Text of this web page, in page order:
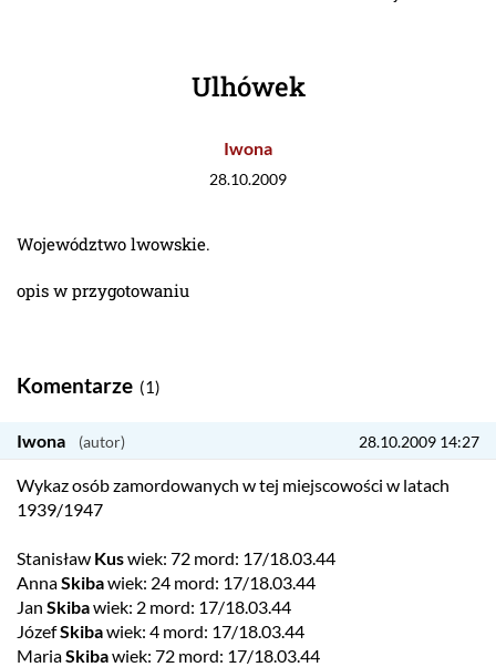
Ulhówek
Iwona
28.10.2009
Województwo lwowskie.
opis w przygotowaniu
Komentarze (1)
Iwona 28.10.2009 14:27
Wykaz osób zamordowanych w tej miejscowości w latach
1939/1947
Stanisław Kuswiek: 72 mord: 17/18.03.44
AnnaSkibawiek: 24 mord: 17/18.03.44
Jan Skibawiek: 2 mord: 17/18.03.44
JózefSkibawiek: 4 mord: 17/18.03.44
MariaSkibawiek: 72 mord: 17/18.03.44